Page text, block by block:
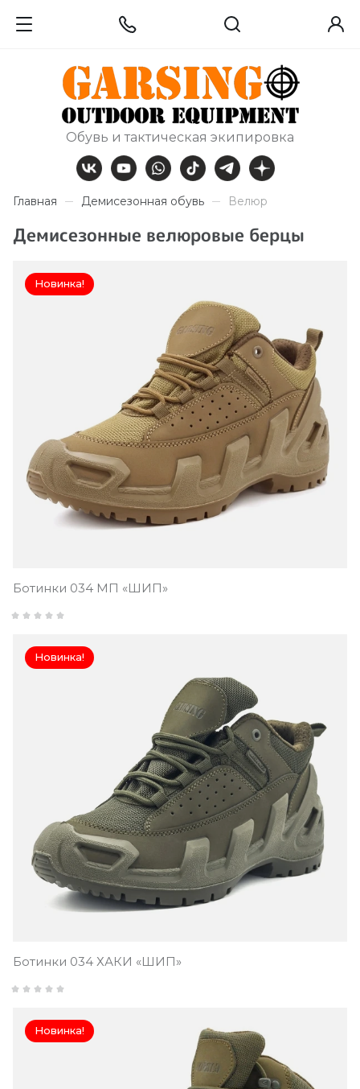
Обувь и тактическая экипировка
Главная Демисезонная обувь Велюр
Демисезонные велюровые берцы
Новинка!
Ботинки 034 МП «ШИП»
Новинка!
Ботинки 034 ХАКИ «ШИП»
Новинка!